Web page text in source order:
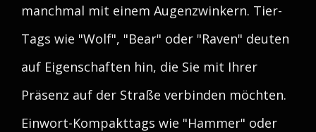
manchmal mit einem Augenzwinkern. Tier-
Tags wie "Wolf", "Bear" oder "Raven" deuten
auf Eigenschaften hin, die Sie mit Ihrer
Präsenz auf der Straße verbinden möchten.
Einwort-Kompakttags wie "Hammer" oder